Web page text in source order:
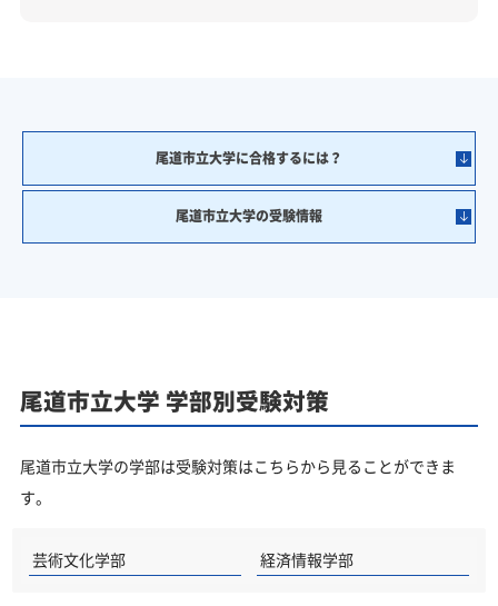
尾道市立大学に合格するには？
尾道市立大学の受験情報
尾道市立大学 学部別受験対策
尾道市立大学の学部は受験対策はこちらから見ることができま
す。
芸術文化学部 経済情報学部